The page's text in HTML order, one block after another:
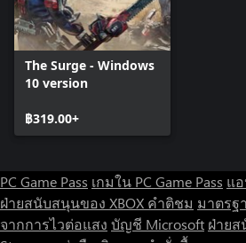
The Surge - Windows
10 version
฿319.00+
PC Game Pass เกมใน PC Game Pass แ
ฝ่ายสนับสนุนของ XBOX คำติชม มาตร
จากการไวต่อแสง บัญชี Microsoft ฝ่าย